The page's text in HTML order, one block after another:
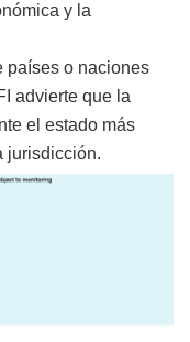
y la
países o naciones
advierte que la
el estado más
jurisdicción.